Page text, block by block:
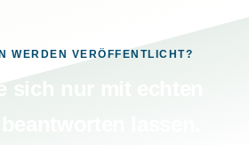
WERDEN VERÖFFENTLICHT?